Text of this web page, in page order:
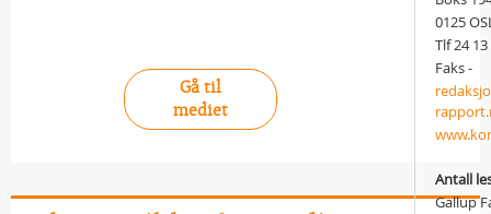
Gå til
mediet
0125
Tlf 24
Faks -
Antall
Gallup